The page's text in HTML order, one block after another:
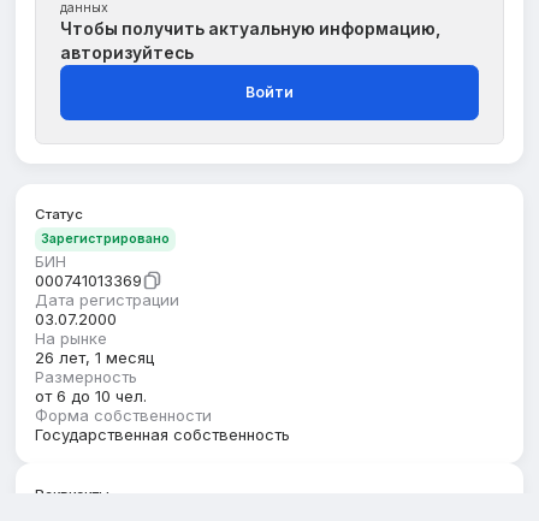
данных
Чтобы получить актуальную информацию,
авторизуйтесь
Войти
Статус
Зарегистрировано
БИН
000741013369
Дата регистрации
03.07.2000
На рынке
26 лет, 1 месяц
Размерность
от 6 до 10 чел.
Форма собственности
Государственная собственность
Реквизиты